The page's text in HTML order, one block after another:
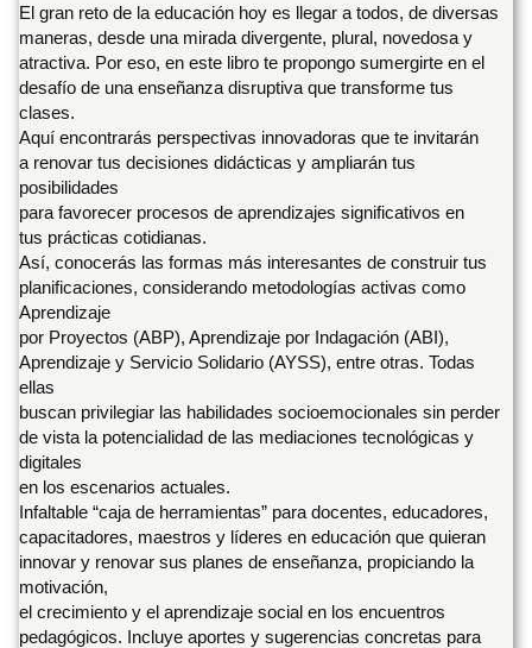
El gran reto de la educación hoy es llegar a todos, de diversas
maneras, desde una mirada divergente, plural, novedosa y
atractiva. Por eso, en este libro te propongo sumergirte en el
desafío de una enseñanza disruptiva que transforme tus
clases.
Aquí encontrarás perspectivas innovadoras que te invitarán
a renovar tus decisiones didácticas y ampliarán tus
posibilidades
para favorecer procesos de aprendizajes significativos en
tus prácticas cotidianas.
Así, conocerás las formas más interesantes de construir tus
planificaciones, considerando metodologías activas como
Aprendizaje
por Proyectos (ABP), Aprendizaje por Indagación (ABI),
Aprendizaje y Servicio Solidario (AYSS), entre otras. Todas
ellas
buscan privilegiar las habilidades socioemocionales sin perder
de vista la potencialidad de las mediaciones tecnológicas y
digitales
en los escenarios actuales.
Infaltable “caja de herramientas” para docentes, educadores,
capacitadores, maestros y líderes en educación que quieran
innovar y renovar sus planes de enseñanza, propiciando la
motivación,
el crecimiento y el aprendizaje social en los encuentros
pedagógicos. Incluye aportes y sugerencias concretas para